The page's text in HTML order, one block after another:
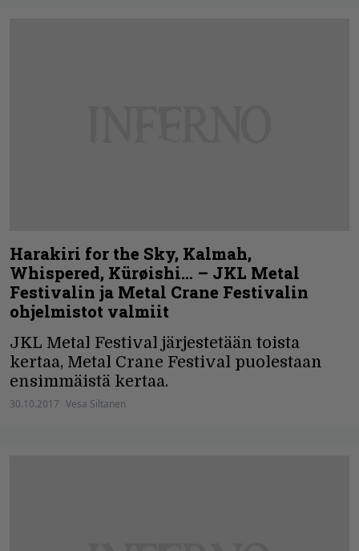
Harakiri for the Sky, Kalmah,
Whispered, Kürøishi… – JKL Metal
Festivalin ja Metal Crane Festivalin
ohjelmistot valmiit
JKL Metal Festival järjestetään toista
kertaa, Metal Crane Festival puolestaan
ensimmäistä kertaa.
30.10.2017 Vesa Siltanen